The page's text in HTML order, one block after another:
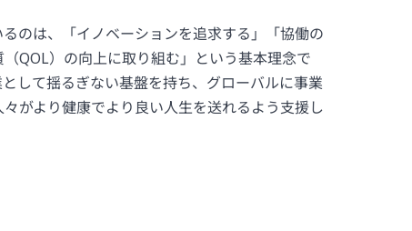
のは、「イノベーションを追求する」「協働の
QOL）の向上に取り組む」という基本理念で
して揺るぎない基盤を持ち、グローバルに事業
がより健康でより良い人生を送れるよう支援し